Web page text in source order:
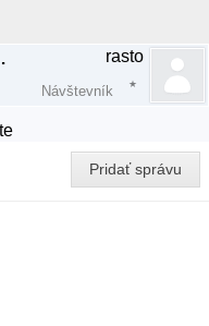
rasto
Návštevník
Pridať správu